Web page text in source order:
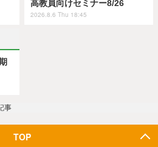
高教員向けセミナー8/26
2026.8.6 Thu 18:45
事
TOP